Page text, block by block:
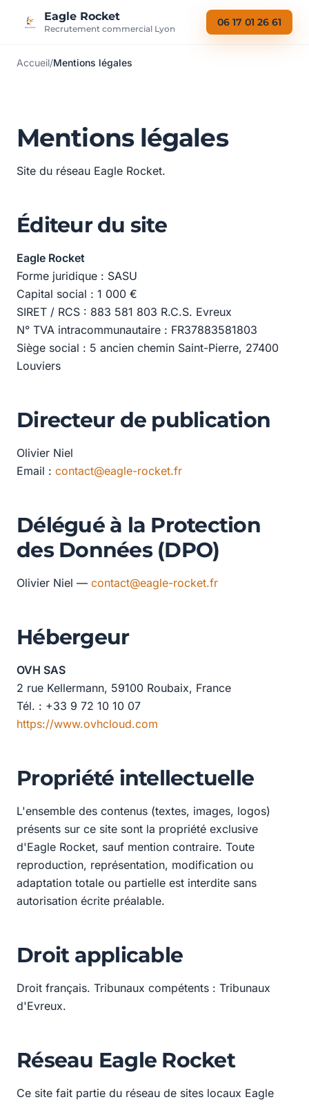
Eagle Rocket
Recrutement commercial Lyon
06 17 01 26 61
Accueil/Mentions légales
Mentions légales
Site du réseau Eagle Rocket.
Éditeur du site
Eagle Rocket
Forme juridique : SASU
Capital social : 1 000 €
SIRET / RCS : 883 581 803 R.C.S. Evreux
N° TVA intracommunautaire : FR37883581803
Siège social : 5 ancien chemin Saint-Pierre, 27400
Louviers
Directeur de publication
Olivier Niel
Email : contact@eagle-rocket.fr
Délégué à la Protection
des Données (DPO)
Olivier Niel — contact@eagle-rocket.fr
Hébergeur
OVH SAS
2 rue Kellermann, 59100 Roubaix, France
Tél. : +33 9 72 10 10 07
https://www.ovhcloud.com
Propriété intellectuelle
L'ensemble des contenus (textes, images, logos)
présents sur ce site sont la propriété exclusive
d'Eagle Rocket, sauf mention contraire. Toute
reproduction, représentation, modification ou
adaptation totale ou partielle est interdite sans
autorisation écrite préalable.
Droit applicable
Droit français. Tribunaux compétents : Tribunaux
d'Evreux.
Réseau Eagle Rocket
Ce site fait partie du réseau de sites locaux Eagle